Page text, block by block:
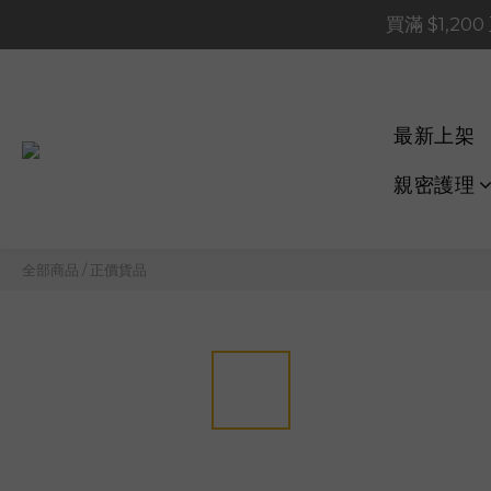
買滿
買滿
📢 系統維護通知 –
買滿
最新上架
親密護理
全部商品 / 正價貨品